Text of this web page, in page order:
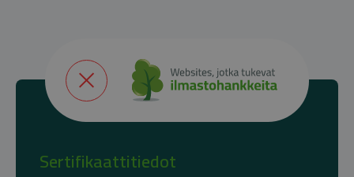
Sertifikaattitiedot